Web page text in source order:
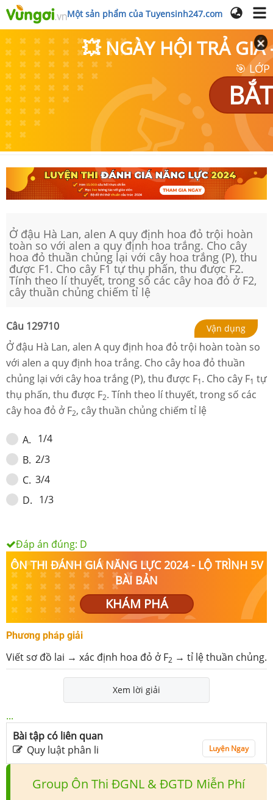
Một sản phẩm của Tuyensinh247.com
💥 NGÀY HỘI TRẢ GIÁ
🎯
Ở đậu Hà Lan, alen A quy định hoa đỏ trội hoàn
toàn so với alen a quy định hoa trắng. Cho cây
hoa đỏ thuần chủng lại với cây hoa trắng (P), thu
được F1. Cho cây F1 tự thụ phấn, thu được F2.
Tính theo lí thuyết, trong số các cây hoa đỏ ở F2,
cây thuần chủng chiếm tỉ lệ
Câu 129710 Vận dụng
Ở đậu Hà Lan, alen A quy định hoa đỏ trội hoàn toàn so
với alen a quy định hoa trắng. Cho cây hoa đỏ thuần
chủng lại với cây hoa trắng (P), thu được F1. Cho cây F1 tự
thụ phấn, thu được F2. Tính theo lí thuyết, trong số các
cây hoa đỏ ở F2, cây thuần chủng chiếm tỉ lệ
A. 1/4
B. 2/3
C. 3/4
D. 1/3
Đáp án đúng: D
ÔN THI ĐÁNH GIÁ NĂNG LỰC 2024 - LỘ TRÌNH 5V
BÀI BẢN
KHÁM PHÁ
Phương pháp giải
Viết sơ đồ lai → xác định hoa đỏ ở F2 → tỉ lệ thuần chủng.
Xem lời giải
...
Bài tập có liên quan
Quy luật phân li
Luyện Ngay
Group Ôn Thi ĐGNL & ĐGTD Miễn Phí